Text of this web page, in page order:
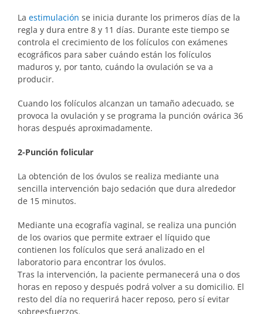
La estimulación se inicia durante los primeros días de la
regla y dura entre 8 y 11 días. Durante este tiempo se
controla el crecimiento de los folículos con exámenes
ecográficos para saber cuándo están los folículos
maduros y, por tanto, cuándo la ovulación se va a
producir.
Cuando los folículos alcanzan un tamaño adecuado, se
provoca la ovulación y se programa la punción ovárica 36
horas después aproximadamente.
2-Punción folicular
La obtención de los óvulos se realiza mediante una
sencilla intervención bajo sedación que dura alrededor
de 15 minutos.
Mediante una ecografía vaginal, se realiza una punción
de los ovarios que permite extraer el líquido que
contienen los folículos que será analizado en el
laboratorio para encontrar los óvulos.
Tras la intervención, la paciente permanecerá una o dos
horas en reposo y después podrá volver a su domicilio. El
resto del día no requerirá hacer reposo, pero sí evitar
sobreesfuerzos.